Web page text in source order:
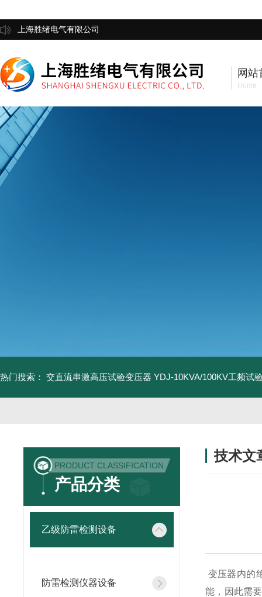
上海胜绪电气有限公司
网站
Home
热门搜索： 交直流串激高压试验变压器 YDJ-10KVA/100KV工频试
PRODUCT CLASSIFICATION
产品分类
乙级防雷检测设备
防雷检测仪器设备
技术文
变压器内的
能，因此需